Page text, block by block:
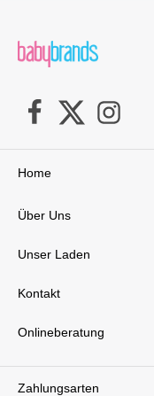
Zahlungsarten
Home
Über Uns
Unser Laden
Kontakt
Onlineberatung